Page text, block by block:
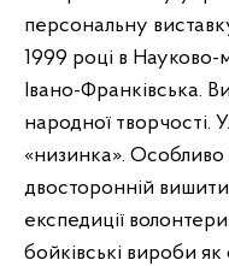
персональну
1999 році в Науково-
Івано-Франківська.
народної творчості.
«низинка». Особливо
двосторонній
експедиції
бойківські вироби як